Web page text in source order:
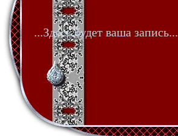
...Здесь будет ваша запись...